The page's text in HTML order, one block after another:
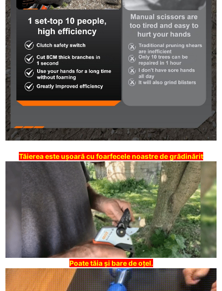
Tăierea este ușoară cu foarfecele noastre de grădinărit
Poate tăia și bare de oțel.